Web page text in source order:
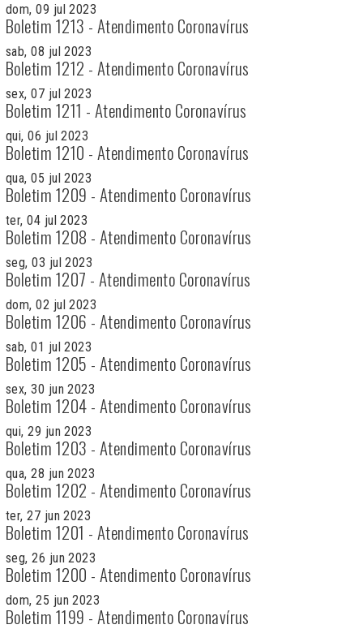
dom, 09 jul 2023
Boletim 1213 - Atendimento Coronavírus
sab, 08 jul 2023
Boletim 1212 - Atendimento Coronavírus
sex, 07 jul 2023
Boletim 1211 - Atendimento Coronavírus
qui, 06 jul 2023
Boletim 1210 - Atendimento Coronavírus
qua, 05 jul 2023
Boletim 1209 - Atendimento Coronavírus
ter, 04 jul 2023
Boletim 1208 - Atendimento Coronavírus
seg, 03 jul 2023
Boletim 1207 - Atendimento Coronavírus
dom, 02 jul 2023
Boletim 1206 - Atendimento Coronavírus
sab, 01 jul 2023
Boletim 1205 - Atendimento Coronavírus
sex, 30 jun 2023
Boletim 1204 - Atendimento Coronavírus
qui, 29 jun 2023
Boletim 1203 - Atendimento Coronavírus
qua, 28 jun 2023
Boletim 1202 - Atendimento Coronavírus
ter, 27 jun 2023
Boletim 1201 - Atendimento Coronavírus
seg, 26 jun 2023
Boletim 1200 - Atendimento Coronavírus
dom, 25 jun 2023
Boletim 1199 - Atendimento Coronavírus